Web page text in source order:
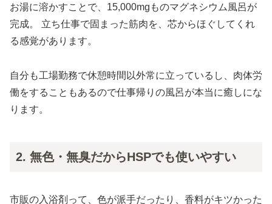
お湯に溶かすことで、15,000mgものマグネシウム風呂が
完成。 立ち仕事で固まった筋肉を、芯からほぐしてくれ
る感覚があります。
自分も工場勤務で休憩時間以外常に立っているし、肉体労
働をすることもあるので仕事帰りの風呂が本当に癒しにな
ります。
2. 無色・無臭だからHSPでも使いやすい
市販の入浴剤って、色が派手だったり、香料がキツかった